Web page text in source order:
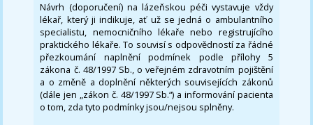
Návrh (doporučení) na lázeňskou péči vystavuje vždy
lékař, který ji indikuje, ať už se jedná o ambulantního
specialistu, nemocničního lékaře nebo registrujícího
praktického lékaře. To souvisí s odpovědností za řádné
přezkoumání naplnění podmínek podle přílohy 5
zákona č. 48/1997 Sb., o veřejném zdravotním pojištění
a o změně a doplnění některých souvisejících zákonů
(dále jen „zákon č. 48/1997 Sb.“) a informování pacienta
o tom, zda tyto podmínky jsou/nejsou splněny.